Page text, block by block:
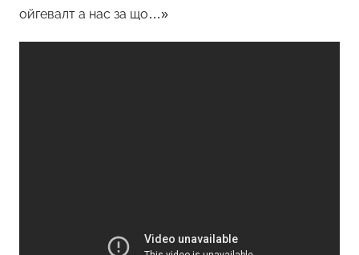
ойгевалт а нас за що…»